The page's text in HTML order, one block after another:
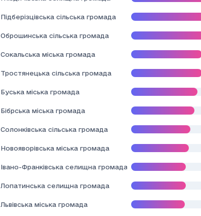
Підберізцівська сільська громада
Оброшинська сільська громада
Сокальська міська громада
Тростянецька сільська громада
Буська міська громада
Бібрська міська громада
Солонківська сільська громада
Новояворівська міська громада
Івано-Франківська селищна громада
Лопатинська селищна громада
Львівська міська громада